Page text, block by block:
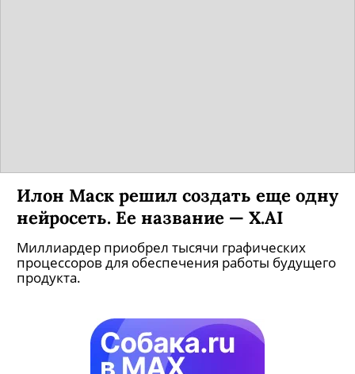
Илон Маск решил создать еще одну
нейросеть. Ее название — X.AI
Миллиардер приобрел тысячи графических
процессоров для обеспечения работы будущего
продукта.